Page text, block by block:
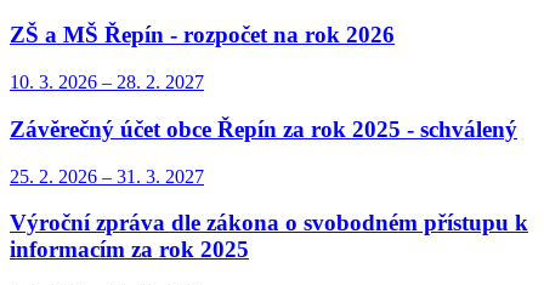
ZŠ a MŠ Řepín - rozpočet na rok 2026
10. 3. 2026 – 28. 2. 2027
Závěrečný účet obce Řepín za rok 2025 - schválený
25. 2. 2026 – 31. 3. 2027
Výroční zpráva dle zákona o svobodném přístupu k
informacím za rok 2025